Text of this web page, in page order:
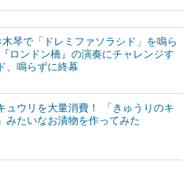
琴で「ドレミファソラシド」を鳴ら
ロンドン橋』の演奏にチャレンジす
、鳴らずに終幕
ュウリを大量消費！ 「きゅうりのキ
みたいなお漬物を作ってみた